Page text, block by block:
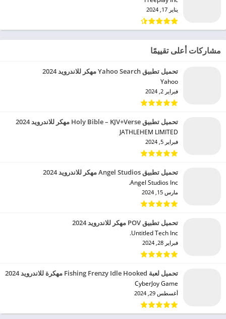
يناير 17, 2024
مشاركات أعلى تقييمًا
تحميل تطبيق Yahoo Search مهكر للاندرويد 2024
Yahoo‏
فبراير 2, 2024
تحميل تطبيق Holy Bible – KJV+Verse مهكر للاندرويد 2024
JATHLEHEM LIMITED‏
فبراير 5, 2024
تحميل تطبيق Angel Studios مهكر للاندرويد 2024
Angel Studios Inc.‏
مارس 15, 2024
تحميل تطبيق POV مهكر للاندرويد 2024
Untitled Tech Inc.‏
فبراير 28, 2024
تحميل لعبة Fishing Frenzy Idle Hooked مهكرة للاندرويد 2024
CyberJoy Game‏
أغسطس 29, 2024